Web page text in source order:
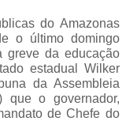
do Amazonas
o último domingo
greve da educação
estadual Wilker
da Assembleia
que o governador,
de Chefe do